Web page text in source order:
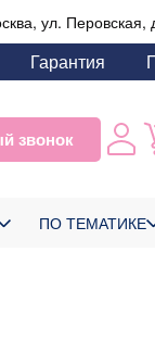
ул. Перовская,
Гарантия
звонок
ПО ТЕМАТИКЕ